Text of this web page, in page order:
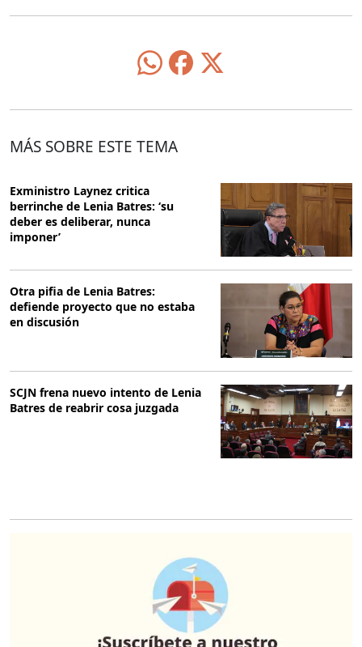
MÁS SOBRE ESTE TEMA
Exministro Laynez critica
berrinche de Lenia Batres: ‘su
deber es deliberar, nunca
imponer’
Otra pifia de Lenia Batres:
defiende proyecto que no estaba
en discusión
SCJN frena nuevo intento de Lenia
Batres de reabrir cosa juzgada